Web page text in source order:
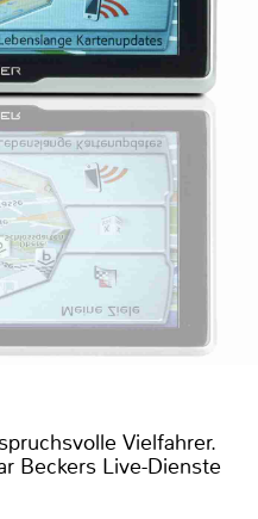
Vielfahrer.
Beckers Live-Dienste